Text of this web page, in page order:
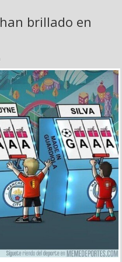
brillado en